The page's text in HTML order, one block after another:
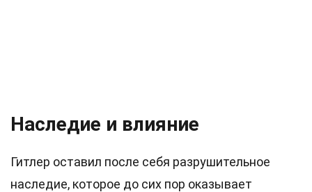
Наследие и влияние
Гитлер оставил после себя разрушительное
наследие, которое до сих пор оказывает